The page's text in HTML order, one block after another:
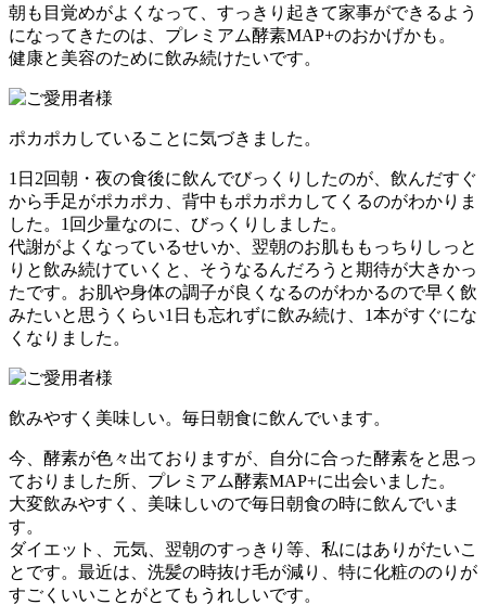
朝も目覚めがよくなって、すっきり起きて家事ができるよう
になってきたのは、プレミアム酵素MAP+のおかげかも。
健康と美容のために飲み続けたいです。
ポカポカしていることに気づきました。
1日2回朝・夜の食後に飲んでびっくりしたのが、飲んだすぐ
から手足がポカポカ、背中もポカポカしてくるのがわかりま
した。1回少量なのに、びっくりしました。
代謝がよくなっているせいか、翌朝のお肌ももっちりしっと
りと飲み続けていくと、そうなるんだろうと期待が大きかっ
たです。お肌や身体の調子が良くなるのがわかるので早く飲
みたいと思うくらい1日も忘れずに飲み続け、1本がすぐにな
くなりました。
飲みやすく美味しい。毎日朝食に飲んでいます。
今、酵素が色々出ておりますが、自分に合った酵素をと思っ
ておりました所、プレミアム酵素MAP+に出会いました。
大変飲みやすく、美味しいので毎日朝食の時に飲んでいま
す。
ダイエット、元気、翌朝のすっきり等、私にはありがたいこ
とです。最近は、洗髪の時抜け毛が減り、特に化粧ののりが
すごくいいことがとてもうれしいです。